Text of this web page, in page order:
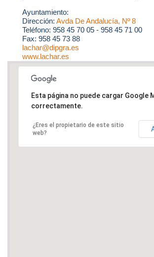
Ayuntamiento:
Dirección: Avda De Andalucía, Nº 8
Teléfono: 958 45 70 05 - 958 45 71 00
Fax: 958 45 73 88
lachar@dipgra.es
www.lachar.es
Esta página no puede cargar Google
correctamente.
¿Eres el propietario de este sitio
web?